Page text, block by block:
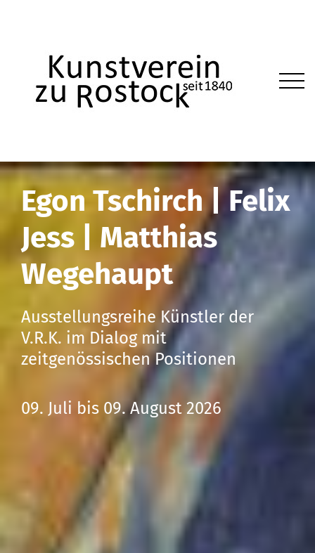
Egon Tschirch | Felix
Jess | Matthias
Wegehaupt
Ausstellungsreihe Künstler der
V.R.K. im Dialog mit
zeitgenössischen Positionen
09. Juli bis 09. August 2026